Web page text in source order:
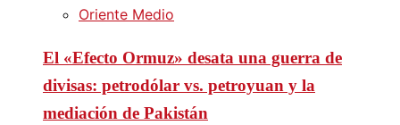
Oriente Medio
El «Efecto Ormuz» desata una guerra de
divisas: petrodólar vs. petroyuan y la
mediación de Pakistán